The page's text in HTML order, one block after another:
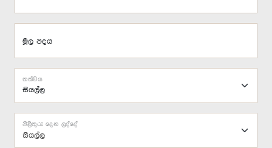
මූල පදය
තත්වය
සියල්ල
පිළිතුරු දෙන ලද්දේ